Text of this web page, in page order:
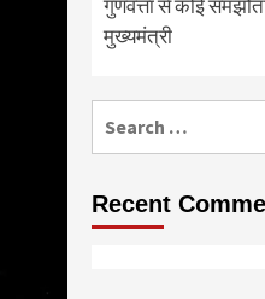
गुणवत्ता से कोई
मुख्यमंत्री
Recent